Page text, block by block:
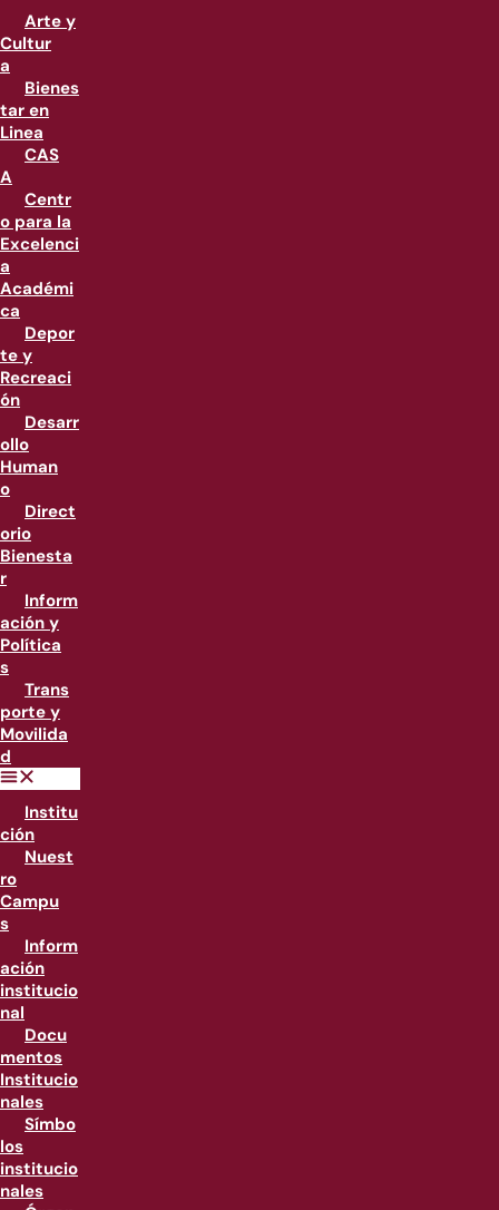
Arte y
Cultur
a
Bienes
tar en
Linea
CAS
A
Centr
o para la
Excelenci
a
Académi
ca
Depor
te y
Recreaci
ón
Desarr
ollo
Human
o
Direct
orio
Bienesta
r
Inform
ación y
Política
s
Trans
porte y
Movilida
d
Institu
ción
Nuest
ro
Campu
s
Inform
ación
institucio
nal
Docu
mentos
Institucio
nales
Símbo
los
institucio
nales